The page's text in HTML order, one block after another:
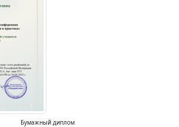
Бумажный диплом